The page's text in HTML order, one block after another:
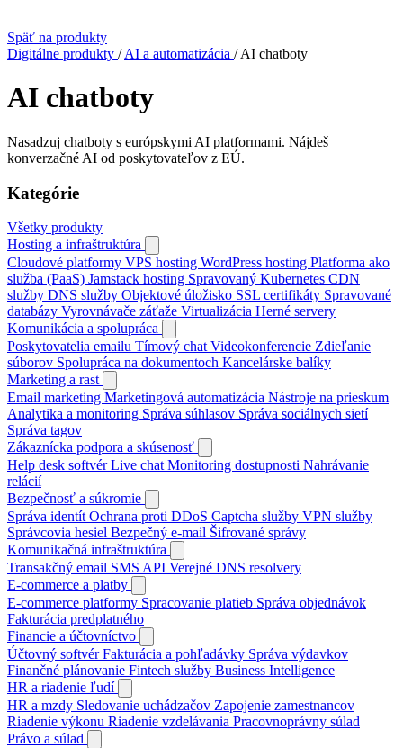
Späť na produkty
Digitálne produkty / AI a automatizácia / AI chatboty
AI chatboty
Nasadzuj chatboty s európskymi AI platformami. Nájdeš
konverzačné AI od poskytovateľov z EÚ.
Kategórie
Všetky produkty
Hosting a infraštruktúra
Cloudové platformy VPS hosting WordPress hosting Platforma ako
služba (PaaS) Jamstack hosting Spravovaný Kubernetes CDN
služby DNS služby Objektové úložisko SSL certifikáty Spravované
databázy Vyrovnávače záťaže Virtualizácia Herné servery
Komunikácia a spolupráca
Poskytovatelia emailu Tímový chat Videokonferencie Zdieľanie
súborov Spolupráca na dokumentoch Kancelárske balíky
Marketing a rast
Email marketing Marketingová automatizácia Nástroje na prieskum
Analytika a monitoring Správa súhlasov Správa sociálnych sietí
Správa tagov
Zákaznícka podpora a skúsenosť
Help desk softvérLive chat Monitoring dostupnosti Nahrávanie
relácií
Bezpečnosť a súkromie
Správa identít Ochrana proti DDoS Captcha služby VPN služby
Správcovia hesiel Bezpečný e-mail Šifrované správy
Komunikačná infraštruktúra
Transakčný email SMS API Verejné DNS resolvery
E-commerce a platby
E-commerce platformy Spracovanie platieb Správa objednávok
Fakturácia predplatného
Financie a účtovníctvo
Účtovný softvérFakturácia a pohľadávky Správa výdavkov
Finančné plánovanie Fintech služby Business Intelligence
HR a riadenie ľudí
HR a mzdy Sledovanie uchádzačov Zapojenie zamestnancov
Riadenie výkonu Riadenie vzdelávania Pracovnoprávny súlad
Právo a súlad